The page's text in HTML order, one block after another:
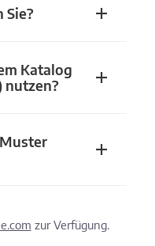
Katalog
nutzen?
zur Verfügung.